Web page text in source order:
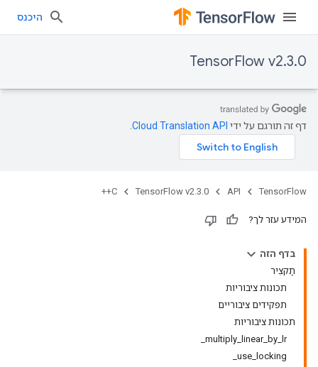
היכנס
TensorFlow v2.3.0
דף זה תורגם על ידי Cloud Translation API
TensorFlow
API
TensorFlow v2.3.0
C++
המידע עזר לך?
בדף הזה
תַקצִיר
תכונות ציבוריות
תפקידים ציבוריים
תכונות ציבוריות
multiply_linear_by_lr_
use_locking_